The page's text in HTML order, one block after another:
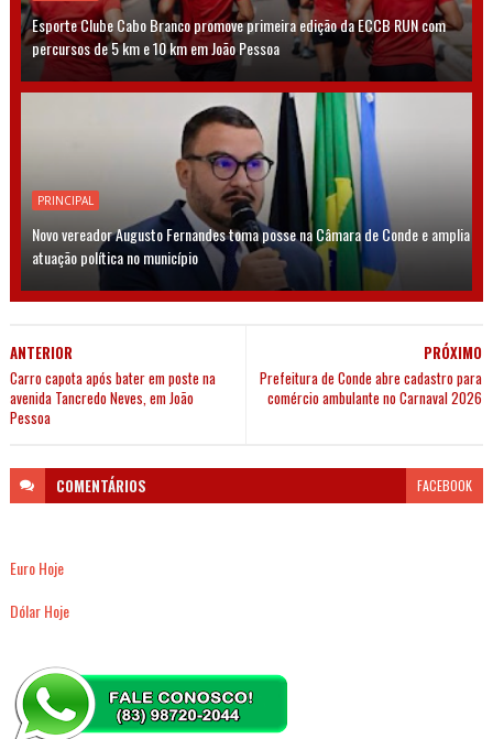
Esporte Clube Cabo Branco promove primeira edição da ECCB RUN com
percursos de 5 km e 10 km em João Pessoa
PRINCIPAL
Novo vereador Augusto Fernandes toma posse na Câmara de Conde e amplia
atuação política no município
PRÓXIMO
Prefeitura de Conde abre cadastro para
comércio ambulante no Carnaval 2026
ANTERIOR
Carro capota após bater em poste na
avenida Tancredo Neves, em João
Pessoa
COMENTÁRIOS FACEBOOK
Euro Hoje
Dólar Hoje